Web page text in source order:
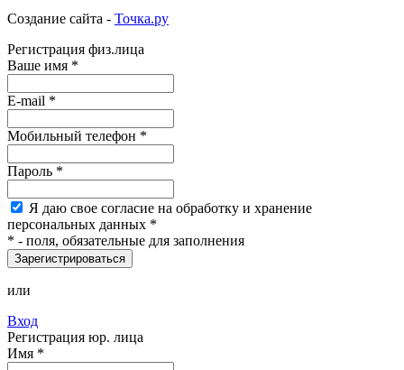
Создание сайта - Точка.ру
Регистрация физ.лица
Ваше имя *
E-mail *
Мобильный телефон *
Пароль *
Я даю свое согласие на обработку и хранение
персональных данных *
* - поля, обязательные для заполнения
Зарегистрироваться
или
Вход
Регистрация юр. лица
Имя *